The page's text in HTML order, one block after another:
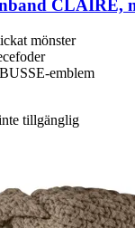
CLAIRE,
mönster
emblem
tillgänglig